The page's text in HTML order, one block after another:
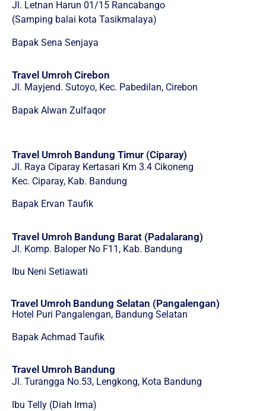
Jl. Letnan Harun 01/15 Rancabango
(Samping balai kota Tasikmalaya)
Bapak Sena Senjaya
Travel Umroh Cirebon
Jl. Mayjend. Sutoyo, Kec. Pabedilan, Cirebon
Bapak Alwan Zulfaqor
Travel Umroh Bandung Timur (Ciparay)
Jl. Raya Ciparay Kertasari Km 3.4 Cikoneng
Kec. Ciparay, Kab. Bandung
Bapak Ervan Taufik
Travel Umroh Bandung Barat (Padalarang)
Jl. Komp. Baloper No F11, Kab. Bandung
Ibu Neni Setiawati
Travel Umroh Bandung Selatan (Pangalengan)
Hotel Puri Pangalengan, Bandung Selatan
Bapak Achmad Taufik
Travel Umroh Bandung
Jl. Turangga No.53, Lengkong, Kota Bandung
Ibu Telly (Diah Irma)